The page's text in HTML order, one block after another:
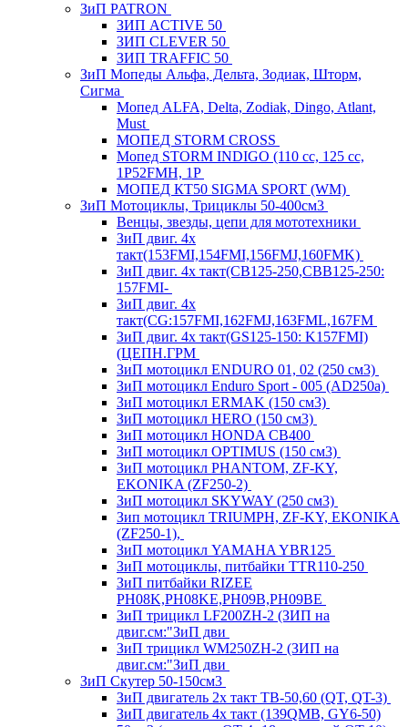
ЗиП PATRON
ЗИП ACTIVE 50
ЗИП CLEVER 50
ЗИП TRAFFIC 50
ЗиП Мопеды Альфа, Дельта, Зодиак, Шторм,
Сигма
Мопед ALFA, Delta, Zodiak, Dingo, Atlant,
Must
МОПЕД STORM CROSS
Мопед STORM INDIGO (110 сс, 125 cc,
1P52FMH, 1P
МОПЕД КТ50 SIGMA SPORT (WM)
ЗиП Мотоциклы, Трициклы 50-400см3
Венцы, звезды, цепи для мототехники
ЗиП двиг. 4х
такт(153FMI,154FMI,156FMJ,160FMK)
ЗиП двиг. 4х такт(CB125-250,CBB125-250:
157FMI-
ЗиП двиг. 4х
такт(CG:157FMI,162FMJ,163FML,167FM
ЗиП двиг. 4х такт(GS125-150: K157FMI)
(ЦЕПН.ГРМ
ЗиП мотоцикл ENDURO 01, 02 (250 см3)
ЗиП мотоцикл Enduro Sport - 005 (AD250a)
ЗиП мотоцикл ERMAK (150 см3)
ЗиП мотоцикл HERO (150 см3)
ЗиП мотоцикл HONDA CB400
ЗиП мотоцикл OPTIMUS (150 см3)
ЗиП мотоцикл PHANTOM, ZF-KY,
EKONIKA (ZF250-2)
ЗиП мотоцикл SKYWAY (250 см3)
Зип мотоцикл TRIUMPH, ZF-KY, EKONIKA
(ZF250-1),
ЗиП мотоцикл YAMAHA YBR125
ЗиП мотоциклы, питбайки TTR110-250
ЗиП питбайки RIZEE
PH08K,PH08KE,PH09B,PH09BE
ЗиП трицикл LF200ZH-2 (ЗИП на
двиг.см:"ЗиП дви
ЗиП трицикл WM250ZH-2 (ЗИП на
двиг.см:"ЗиП дви
ЗиП Скутер 50-150см3
ЗиП двигатель 2х такт ТВ-50,60 (QT, QT-3)
ЗиП двигатель 4х такт (139QMB, GY6-50)